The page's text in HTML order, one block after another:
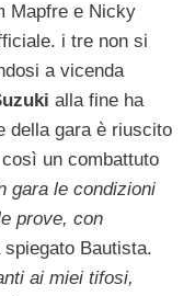
Mapfre e Nicky
i tre non si
a vicenda
alla fine ha
della gara è riuscito
un combattuto
gara le condizioni
prove, con
spiegato Bautista.
ai miei tifosi,